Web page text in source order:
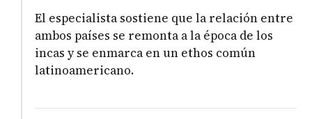
El especialista sostiene que la relación entre
ambos países se remonta a la época de los
incas y se enmarca en un ethos común
latinoamericano.